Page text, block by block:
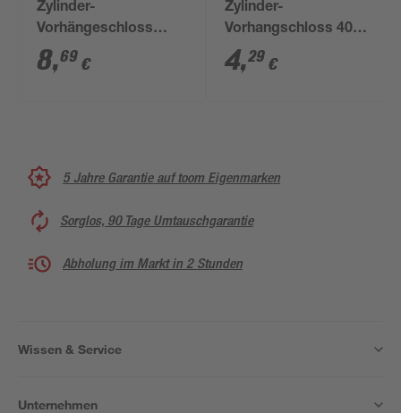
Zylinder-
Vorhängeschloss
'Magno 400 E 40 SB'
8,69 €
Zylinder-
Vorhangschloss 405
20 SB
4,29 €
5 Jahre Garantie auf toom Eigenmarken
Sorglos, 90 Tage Umtauschgarantie
Abholung im Markt in 2 Stunden
Wissen & Service
Unternehmen